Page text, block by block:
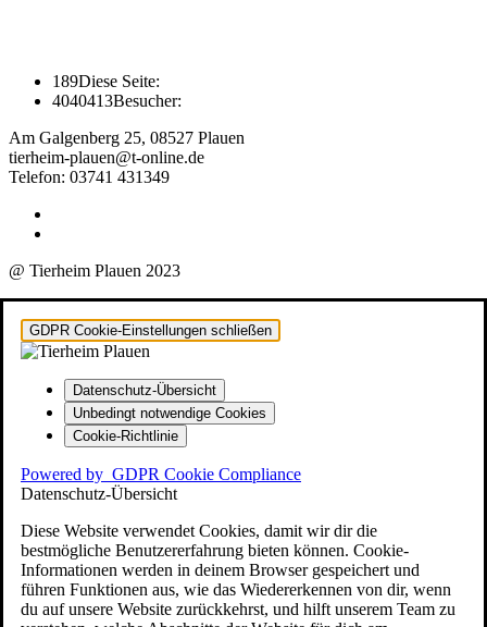
189Diese Seite:
4040413Besucher:
Am Galgenberg 25, 08527 Plauen
tierheim-plauen@t-online.de
Telefon: 03741 431349
@ Tierheim Plauen 2023
GDPR Cookie-Einstellungen schließen
Datenschutz-Übersicht
Unbedingt notwendige Cookies
Cookie-Richtlinie
Powered by GDPR Cookie Compliance
Datenschutz-Übersicht
Diese Website verwendet Cookies, damit wir dir die
bestmögliche Benutzererfahrung bieten können. Cookie-
Informationen werden in deinem Browser gespeichert und
führen Funktionen aus, wie das Wiedererkennen von dir, wenn
du auf unsere Website zurückkehrst, und hilft unserem Team zu